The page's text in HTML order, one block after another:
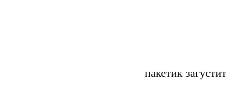
пакетик